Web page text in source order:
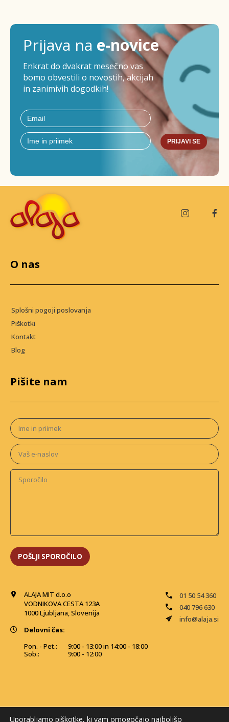
Prijava na e-novice
Enkrat do dvakrat mesečno vas
bomo obvestili o novostih, akcijah
in zanimivih dogodkih!
PRIJAVI SE
ALAJA MIT d.o.o
VODNIKOVA CESTA 123A
1000 Ljubljana, Slovenija
01 50 54 360
040 796 630
info@alaja.si
Delovni čas:
Pon. - Pet.:
Sob.:
9:00 - 13:00 in 14:00 - 18:00
9:00 - 12:00
O nas
Splošni pogoji poslovanja
Piškotki
Kontakt
Blog
Pišite nam
Uporabljamo piškotke, ki vam omogočajo najboljšo